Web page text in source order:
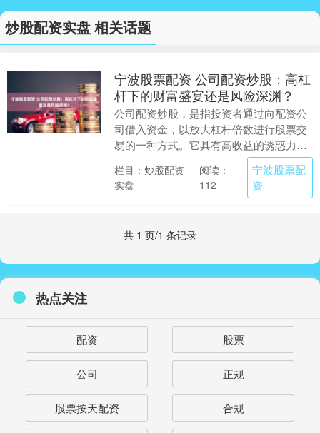
炒股配资实盘 相关话题
宁波股票配资 公司配资炒股：高杠
杆下的财富盛宴还是风险深渊？
公司配资炒股，是指投资者通过向配资公
司借入资金，以放大杠杆倍数进行股票交
易的一种方式。它具有高收益的诱惑力，
但也伴随着巨大的风险。 杭州期货配资平
台拥有充足的资....
栏目：炒股配资
实盘
阅读：
112
宁波股票配
资
共 1 页/1 条记录
热点关注
配资 股票
公司 正规
股票按天配资 合规